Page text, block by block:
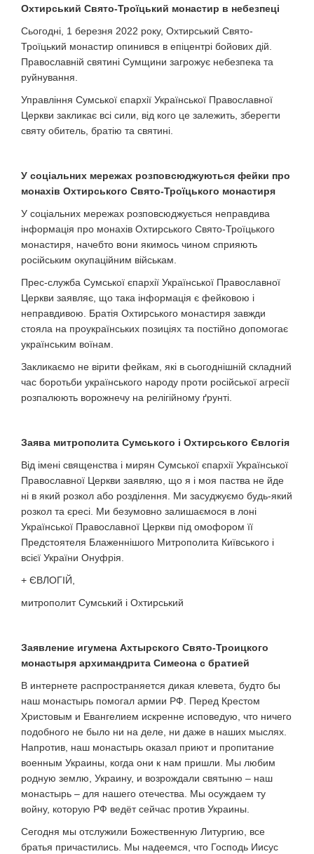
Охтирський Свято-Троїцький монастир в небезпеці
Сьогодні, 1 березня 2022 року, Охтирський Свято-
Троїцький монастир опинився в епіцентрі бойових дій.
Православній святині Сумщини загрожує небезпека та
руйнування.
Управління Сумської єпархії Української Православної
Церкви закликає всі сили, від кого це залежить, зберегти
святу обитель, братію та святині.
У соціальних мережах розповсюджуються фейки про
монахів Охтирського Свято-Троїцького монастиря
У соціальних мережах розповсюджується неправдива
інформація про монахів Охтирського Свято-Троїцького
монастиря, начебто вони якимось чином сприяють
російським окупаційним військам.
Прес-служба Сумської єпархії Української Православної
Церкви заявляє, що така інформація є фейковою і
неправдивою. Братія Охтирського монастиря завжди
стояла на проукраїнських позиціях та постійно допомогає
українським воїнам.
Закликаємо не вірити фейкам, які в сьогоднішній складний
час боротьби українського народу проти російської агресії
розпалюють ворожнечу на релігійному ґрунті.
Заява митрополита Сумського і Охтирського Євлогія
Від імені священства і мирян Сумської єпархії Української
Православної Церкви заявляю, що я і моя паства не йде
ні в який розкол або розділення. Ми засуджуємо будь-який
розкол та єресі. Ми безумовно залишаємося в лоні
Української Православної Церкви під омофором її
Предстоятеля Блаженнішого Митрополита Київського і
всієї України Онуфрія.
+ ЄВЛОГІЙ,
митрополит Сумський і Охтирський
Заявление игумена Ахтырского Свято-Троицкого
монастыря архимандрита Симеона с братией
В интернете распространяется дикая клевета, будто бы
наш монастырь помогал армии РФ. Перед Крестом
Христовым и Евангелием искренне исповедую, что ничего
подобного не было ни на деле, ни даже в наших мыслях.
Напротив, наш монастырь оказал приют и пропитание
военным Украины, когда они к нам пришли. Мы любим
родную землю, Украину, и возрождали святыню – наш
монастырь – для нашего отечества. Мы осуждаем ту
войну, которую РФ ведёт сейчас против Украины.
Сегодня мы отслужили Божественную Литургию, все
братья причастились. Мы надеемся, что Господь Иисус